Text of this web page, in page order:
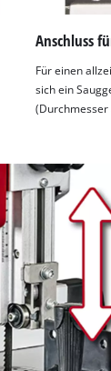
Anschluss
Für einen
sich ein